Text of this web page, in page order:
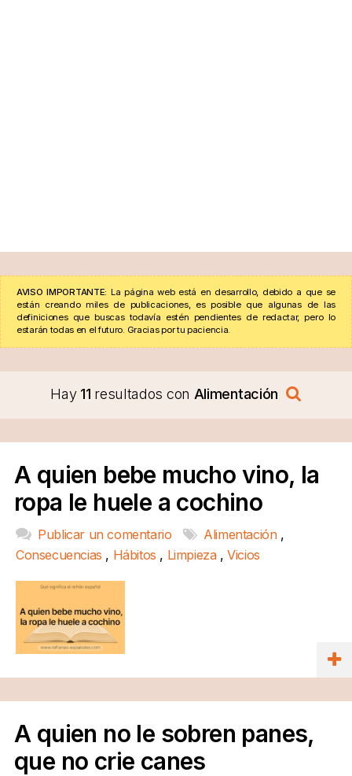
AVISO IMPORTANTE: La página web está en desarrollo, debido a que se
están creando miles de publicaciones, es posible que algunas de las
definiciones que buscas todavía estén pendientes de redactar, pero lo
estarán todas en el futuro. Gracias por tu paciencia.
Hay 11 resultados con Alimentación
A quien bebe mucho vino, la
ropa le huele a cochino
Publicar un comentario Alimentación ,
Consecuencias , Hábitos , Limpieza ,Vicios
A quien no le sobren panes,
que no crie canes